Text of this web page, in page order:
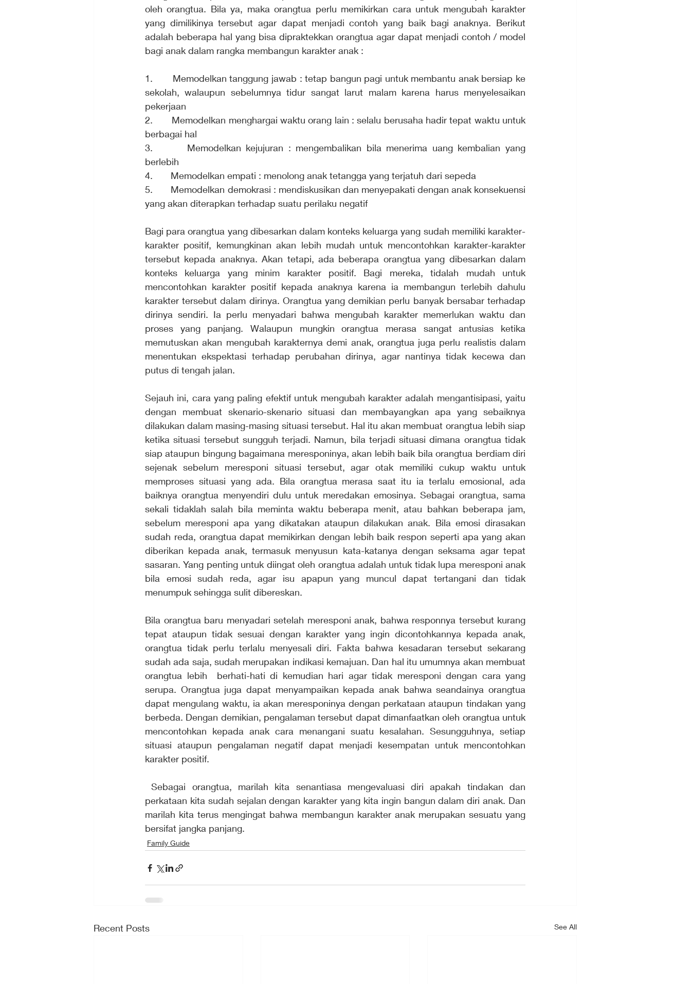
oleh orangtua. Bila ya, maka orangtua perlu memikirkan cara untuk mengubah karakter
yang dimilikinya tersebut agar dapat menjadi contoh yang baik bagi anaknya. Berikut
adalah beberapa hal yang bisa dipraktekkan orangtua agar dapat menjadi contoh / model
bagi anak dalam rangka membangun karakter anak :
1.       Memodelkan tanggung jawab : tetap bangun pagi untuk membantu anak bersiap ke
sekolah, walaupun sebelumnya tidur sangat larut malam karena harus menyelesaikan
pekerjaan
2.       Memodelkan menghargai waktu orang lain : selalu berusaha hadir tepat waktu untuk
berbagai hal
3.       Memodelkan kejujuran : mengembalikan bila menerima uang kembalian yang
berlebih
4.       Memodelkan empati : menolong anak tetangga yang terjatuh dari sepeda
5.       Memodelkan demokrasi : mendiskusikan dan menyepakati dengan anak konsekuensi
yang akan diterapkan terhadap suatu perilaku negatif
Bagi para orangtua yang dibesarkan dalam konteks keluarga yang sudah memiliki karakter-
karakter positif, kemungkinan akan lebih mudah untuk mencontohkan karakter-karakter
tersebut kepada anaknya. Akan tetapi, ada beberapa orangtua yang dibesarkan dalam
konteks keluarga yang minim karakter positif. Bagi mereka, tidalah mudah untuk
mencontohkan karakter positif kepada anaknya karena ia membangun terlebih dahulu
karakter tersebut dalam dirinya. Orangtua yang demikian perlu banyak bersabar terhadap
dirinya sendiri. Ia perlu menyadari bahwa mengubah karakter memerlukan waktu dan
proses yang panjang. Walaupun mungkin orangtua merasa sangat antusias ketika
memutuskan akan mengubah karakternya demi anak, orangtua juga perlu realistis dalam
menentukan ekspektasi terhadap perubahan dirinya, agar nantinya tidak kecewa dan
putus di tengah jalan.
Sejauh ini, cara yang paling efektif untuk mengubah karakter adalah mengantisipasi, yaitu
dengan membuat skenario-skenario situasi dan membayangkan apa yang sebaiknya
dilakukan dalam masing-masing situasi tersebut. Hal itu akan membuat orangtua lebih siap
ketika situasi tersebut sungguh terjadi. Namun, bila terjadi situasi dimana orangtua tidak
siap ataupun bingung bagaimana meresponinya, akan lebih baik bila orangtua berdiam diri
sejenak sebelum meresponi situasi tersebut, agar otak memiliki cukup waktu untuk
memproses situasi yang ada. Bila orangtua merasa saat itu ia terlalu emosional, ada
baiknya orangtua menyendiri dulu untuk meredakan emosinya. Sebagai orangtua, sama
sekali tidaklah salah bila meminta waktu beberapa menit, atau bahkan beberapa jam,
sebelum meresponi apa yang dikatakan ataupun dilakukan anak. Bila emosi dirasakan
sudah reda, orangtua dapat memikirkan dengan lebih baik respon seperti apa yang akan
diberikan kepada anak, termasuk menyusun kata-katanya dengan seksama agar tepat
sasaran. Yang penting untuk diingat oleh orangtua adalah untuk tidak lupa meresponi anak
bila emosi sudah reda, agar isu apapun yang muncul dapat tertangani dan tidak
menumpuk sehingga sulit dibereskan.
Bila orangtua baru menyadari setelah meresponi anak, bahwa responnya tersebut kurang
tepat ataupun tidak sesuai dengan karakter yang ingin dicontohkannya kepada anak,
orangtua tidak perlu terlalu menyesali diri. Fakta bahwa kesadaran tersebut sekarang
sudah ada saja, sudah merupakan indikasi kemajuan. Dan hal itu umumnya akan membuat
orangtua lebih  berhati-hati di kemudian hari agar tidak meresponi dengan cara yang
serupa. Orangtua juga dapat menyampaikan kepada anak bahwa seandainya orangtua
dapat mengulang waktu, ia akan meresponinya dengan perkataan ataupun tindakan yang
berbeda. Dengan demikian, pengalaman tersebut dapat dimanfaatkan oleh orangtua untuk
mencontohkan kepada anak cara menangani suatu kesalahan. Sesungguhnya, setiap
situasi ataupun pengalaman negatif dapat menjadi kesempatan untuk mencontohkan
karakter positif.
Sebagai orangtua, marilah kita senantiasa mengevaluasi diri apakah tindakan dan
perkataan kita sudah sejalan dengan karakter yang kita ingin bangun dalam diri anak. Dan
marilah kita terus mengingat bahwa membangun karakter anak merupakan sesuatu yang
bersifat jangka panjang.
Family Guide
Recent Posts See All